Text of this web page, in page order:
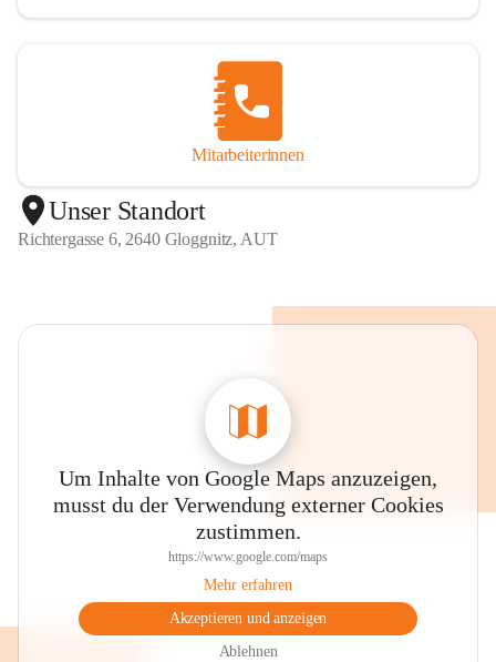
Mitarbeiterinnen
+1
Unser Standort
Richtergasse 6, 2640 Gloggnitz, AUT
Um Inhalte von Google Maps anzuzeigen,
musst du der Verwendung externer Cookies
zustimmen.
https://www.google.com/maps
Mehr erfahren
Akzeptieren und anzeigen
Ablehnen